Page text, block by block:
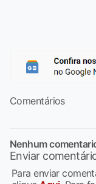
Comentários
Nenhum
Enviar
Para enviar